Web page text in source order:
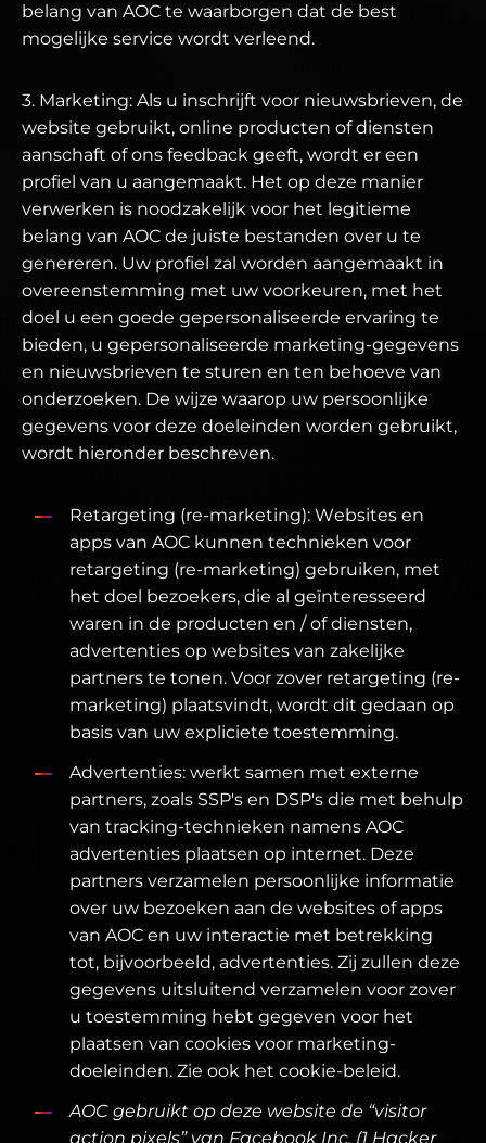
belang van AOC te waarborgen dat de best
mogelijke service wordt verleend.
3. Marketing: Als u inschrijft voor nieuwsbrieven, de
website gebruikt, online producten of diensten
aanschaft of ons feedback geeft, wordt er een
profiel van u aangemaakt. Het op deze manier
verwerken is noodzakelijk voor het legitieme
belang van AOC de juiste bestanden over u te
genereren. Uw profiel zal worden aangemaakt in
overeenstemming met uw voorkeuren, met het
doel u een goede gepersonaliseerde ervaring te
bieden, u gepersonaliseerde marketing-gegevens
en nieuwsbrieven te sturen en ten behoeve van
onderzoeken. De wijze waarop uw persoonlijke
gegevens voor deze doeleinden worden gebruikt,
wordt hieronder beschreven.
Retargeting (re-marketing): Websites en
apps van AOC kunnen technieken voor
retargeting (re-marketing) gebruiken, met
het doel bezoekers, die al geïnteresseerd
waren in de producten en / of diensten,
advertenties op websites van zakelijke
partners te tonen. Voor zover retargeting (re-
marketing) plaatsvindt, wordt dit gedaan op
basis van uw expliciete toestemming.
Advertenties: werkt samen met externe
partners, zoals SSP's en DSP's die met behulp
van tracking-technieken namens AOC
advertenties plaatsen op internet. Deze
partners verzamelen persoonlijke informatie
over uw bezoeken aan de websites of apps
van AOC en uw interactie met betrekking
tot, bijvoorbeeld, advertenties. Zij zullen deze
gegevens uitsluitend verzamelen voor zover
u toestemming hebt gegeven voor het
plaatsen van cookies voor marketing-
doeleinden. Zie ook het cookie-beleid.
AOC gebruikt op deze website de “visitor
action pixels” van Facebook Inc. (1 Hacker